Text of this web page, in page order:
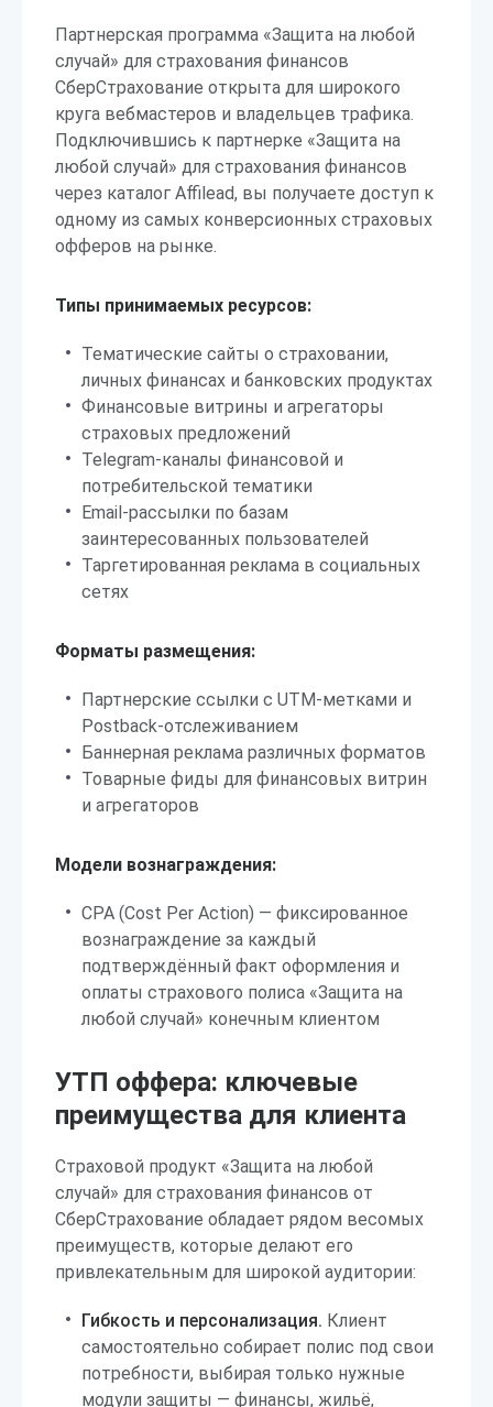
Партнерская программа «Защита на любой
случай» для страхования финансов
СберСтрахование открыта для широкого
круга вебмастеров и владельцев трафика.
Подключившись к партнерке «Защита на
любой случай» для страхования финансов
через каталог Affilead, вы получаете доступ к
одному из самых конверсионных страховых
офферов на рынке.
Типы принимаемых ресурсов:
Тематические сайты о страховании,
личных финансах и банковских продуктах
Финансовые витрины и агрегаторы
страховых предложений
Telegram-каналы финансовой и
потребительской тематики
Email-рассылки по базам
заинтересованных пользователей
Таргетированная реклама в социальных
сетях
Форматы размещения:
Партнерские ссылки с UTM-метками и
Postback-отслеживанием
Баннерная реклама различных форматов
Товарные фиды для финансовых витрин
и агрегаторов
Модели вознаграждения:
CPA (Cost Per Action) — фиксированное
вознаграждение за каждый
подтверждённый факт оформления и
оплаты страхового полиса «Защита на
любой случай» конечным клиентом
УТП оффера: ключевые
преимущества для клиента
Страховой продукт «Защита на любой
случай» для страхования финансов от
СберСтрахование обладает рядом весомых
преимуществ, которые делают его
привлекательным для широкой аудитории:
Гибкость и персонализация. Клиент
самостоятельно собирает полис под свои
потребности, выбирая только нужные
модули защиты — финансы, жильё,